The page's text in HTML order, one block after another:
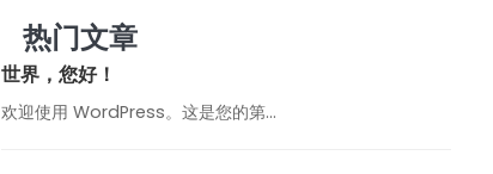
热门文章
世界，您好！
欢迎使用 WordPress。这是您的第…